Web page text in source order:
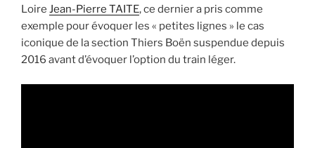
Loire Jean-Pierre TAITE, ce dernier a pris comme
exemple pour évoquer les « petites lignes » le cas
iconique de la section Thiers Boën suspendue depuis
2016 avant d’évoquer l’option du train léger.